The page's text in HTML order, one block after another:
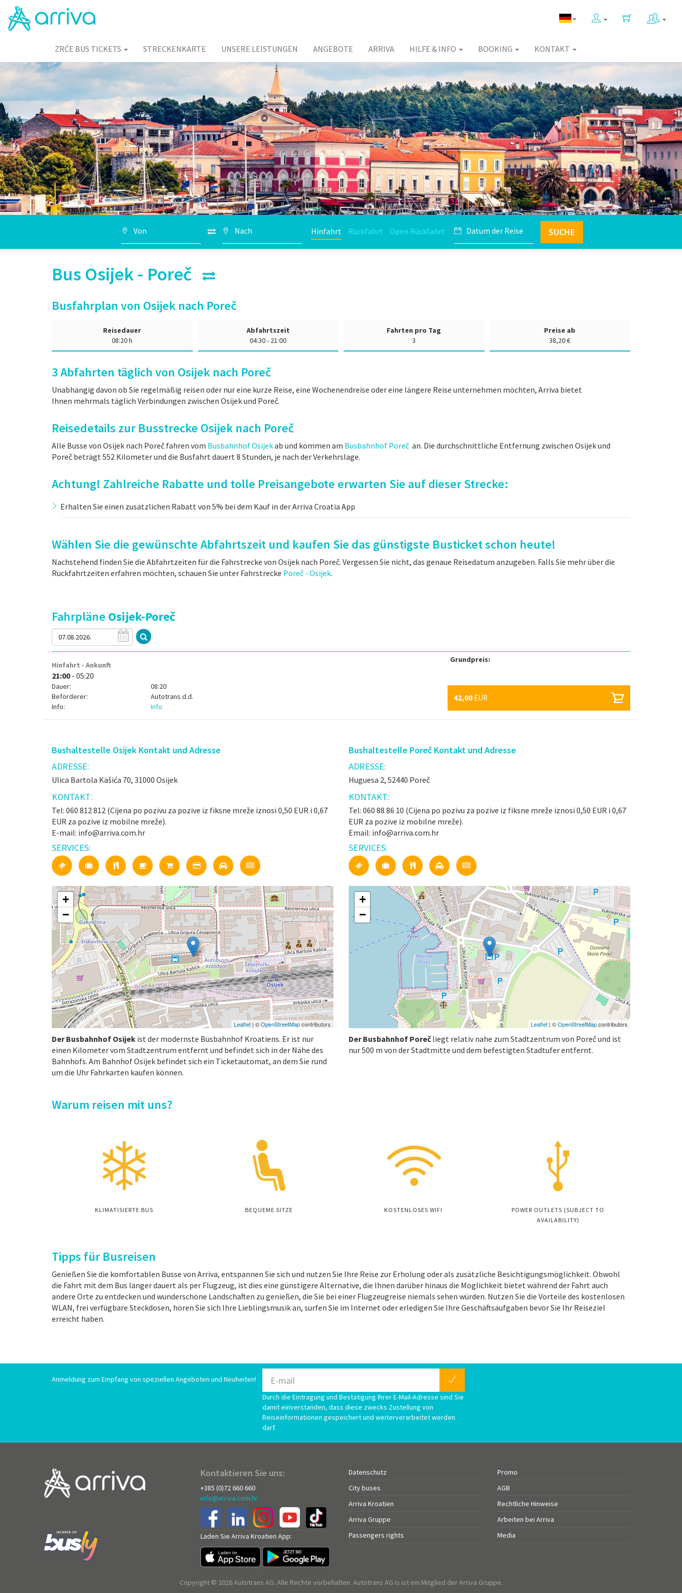
ZRĆE BUS TICKETS STRECKENKARTE UNSERE LEISTUNGEN ANGEBOTE ARRIVA HILFE & INFO BOOKING KONTAKT
Hinfahrt Rückfahrt Open Rückfahrt SUCHE
Bus Osijek - Poreč
Busfahrplan von Osijek nach Poreč
Reisedauer
08:20 h
Abfahrtszeit
04:30 - 21:00
Fahrten pro Tag
3
Preise ab
38,20 €
3Abfahrten täglich von Osijek nach Poreč
Unabhängig davon ob Sie regelmäßig reisen oder nur eine kurze Reise, eine Wochenendreise oder eine längere Reise unternehmen möchten, Arriva bietet
Ihnen mehrmals täglich Verbindungen zwischen Osijek und Poreč.
Reisedetails zur Busstrecke Osijek nach Poreč
Alle Busse von Osijek nach Poreč fahren vom Busbahnhof Osijekab und kommen am Busbahnhof Poreč an. Die durchschnittliche Entfernung zwischen Osijek und
Poreč beträgt 552 Kilometer und die Busfahrt dauert 8 Stunden, je nach der Verkehrslage.
Achtung! Zahlreiche Rabatte und tolle Preisangebote erwarten Sie auf dieser Strecke:
Erhalten Sie einen zusätzlichen Rabatt von 5% bei dem Kauf in der Arriva Croatia App
Wählen Sie die gewünschte Abfahrtszeit und kaufen Sie das günstigste Busticket schon heute!
Nachstehend finden Sie die Abfahrtzeiten für die Fahrstrecke von Osijek nach Poreč. Vergessen Sie nicht, das genaue Reisedatum anzugeben. Falls Sie mehr über die
Rückfahrtzeiten erfahren möchten, schauen Sie unter Fahrstrecke Poreč - Osijek.
Fahrpläne Osijek-Poreč
Grundpreis:
Hinfahrt - Ankunft
21:00- 05:20
Dauer:
08:20
Beförderer:
Autotrans d.d.
Info:
Info
42,00 EUR
Bushaltestelle Osijek Kontakt und Adresse
ADRESSE:
Ulica Bartola Kašića 70, 31000 Osijek
KONTAKT:
Tel: 060 812 812 (Cijena po pozivu za pozive iz fiksne mreže iznosi 0,50 EUR i 0,67
EUR za pozive iz mobilne mreže).
E-mail: info@arriva.com.hr
SERVICES:
+
−
Leaflet | ©OpenStreetMapcontributors
Der Busbahnhof Osijek ist der modernste Busbahnhof Kroatiens. Er ist nur
einen Kilometer vom Stadtzentrum entfernt und befindet sich in der Nähe des
Bahnhofs. Am Bahnhof Osijek befindet sich ein Ticketautomat, an dem Sie rund
um die Uhr Fahrkarten kaufen können.
Bushaltestelle Poreč Kontakt und Adresse
ADRESSE:
Huguesa 2, 52440 Poreč
KONTAKT:
Tel: 060 88 86 10 (Cijena po pozivu za pozive iz fiksne mreže iznosi 0,50 EUR i 0,67
EUR za pozive iz mobilne mreže).
Email: info@arriva.com.hr
SERVICES:
+
−
Leaflet | ©OpenStreetMapcontributors
Der Busbahnhof Porečliegt relativ nahe zum Stadtzentrum von Poreč und ist
nur 500 m von der Stadtmitte und dem befestigten Stadtufer entfernt.
Warum reisen mit uns?
KLIMATISIERTE BUS BEQUEME SITZE KOSTENLOSES WIFI
POWER OUTLETS (SUBJECT TO
AVAILABILITY)
Tipps für Busreisen
Genießen Sie die komfortablen Busse von Arriva, entspannen Sie sich und nutzen Sie Ihre Reise zur Erholung oder als zusätzliche Besichtigungsmöglichkeit. Obwohl
die Fahrt mit dem Bus länger dauert als per Flugzeug, ist dies eine günstigere Alternative, die Ihnen darüber hinaus die Möglichkeit bietet während der Fahrt auch
andere Orte zu entdecken und wunderschöne Landschaften zu genießen, die Sie bei einer Flugzeugreise niemals sehen würden. Nutzen Sie die Vorteile des kostenlosen
WLAN, frei verfügbare Steckdosen, hören Sie sich Ihre Lieblingsmusik an, surfen Sie im Internet oder erledigen Sie Ihre Geschäftsaufgaben bevor Sie Ihr Reiseziel
erreicht haben.
Anmeldung zum Empfang von speziellen Angeboten und Neuheiten!
Durch die Eintragung und Bestätigung Ihrer E-Mail-Adresse sind Sie
damit einverstanden, dass diese zwecks Zustellung von
Reiseinformationen gespeichert und weiterverarbeitet werden
darf.
Kontaktieren Sie uns:
+385 (0)72 660 660
info@arriva.com.hr
Laden Sie Arriva Kroatien App:
Datenschutz
City buses
Arriva Kroatien
Arriva Gruppe
Passengers rights
Promo
AGB
Rechtliche Hinweise
Arbeiten bei Arriva
Media
Copyright © 2026 Autotrans AG. Alle Rechte vorbehalten. Autotrans AG is ist ein Mitglied der Arriva Gruppe.